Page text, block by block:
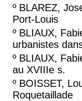
º BLAREZ,
Port-Louis
º BLIAUX,
urbanistes
º BLIAUX,
au XVIIIe s.
º BOISSET,
Roquetaillade